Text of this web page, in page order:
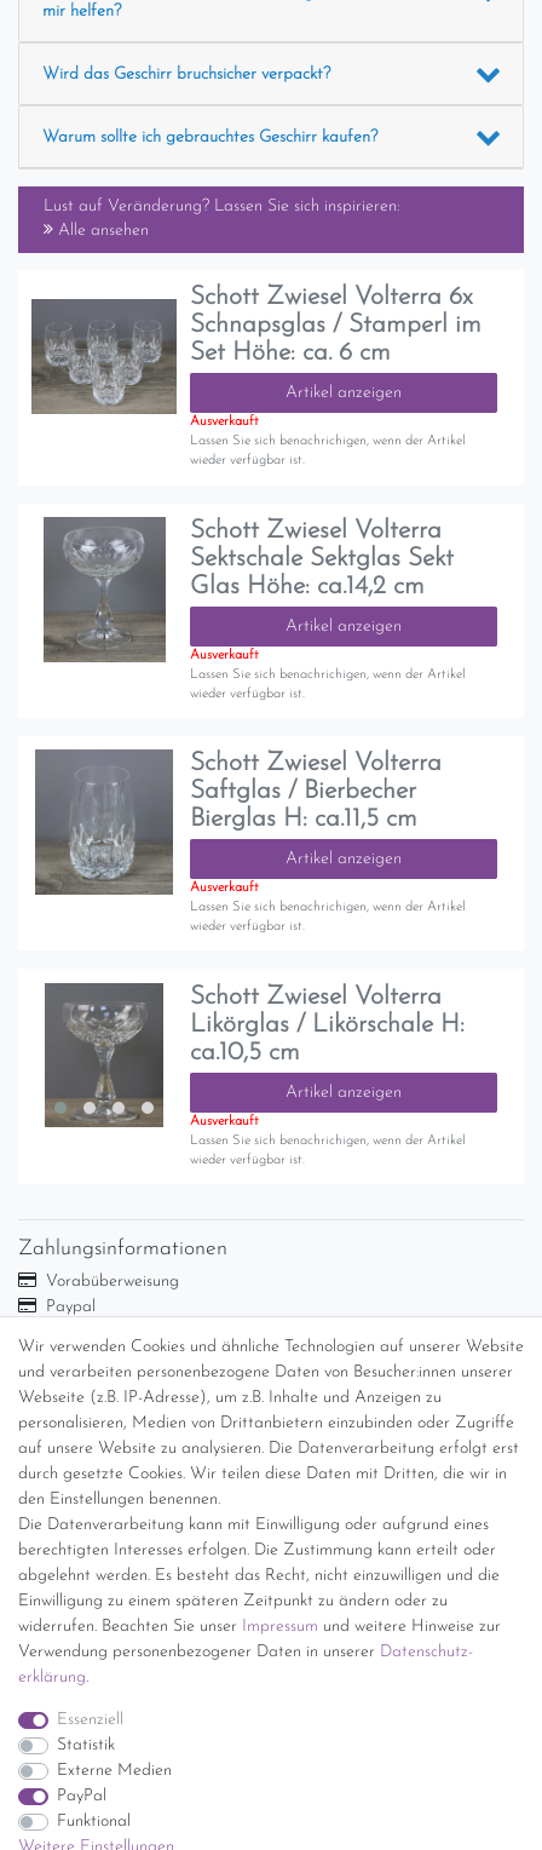
mir helfen?
Wird das Geschirr bruchsicher verpackt?
Warum sollte ich gebrauchtes Geschirr kaufen?
Lust auf Veränderung? Lassen Sie sich inspirieren:
Alle ansehen
Schott Zwiesel Volterra 6x
Schnapsglas / Stamperl im
Set Höhe: ca. 6 cm
Artikel anzeigen
Ausverkauft
Lassen Sie sich benachrichigen, wenn der Artikel
wieder verfügbar ist.
Schott Zwiesel Volterra
Sektschale Sektglas Sekt
Glas Höhe: ca.14,2 cm
Artikel anzeigen
Ausverkauft
Lassen Sie sich benachrichigen, wenn der Artikel
wieder verfügbar ist.
Schott Zwiesel Volterra
Saftglas / Bierbecher
Bierglas H: ca.11,5 cm
Artikel anzeigen
Ausverkauft
Lassen Sie sich benachrichigen, wenn der Artikel
wieder verfügbar ist.
Schott Zwiesel Volterra
Likörglas / Likörschale H:
ca.10,5 cm
Artikel anzeigen
Ausverkauft
Lassen Sie sich benachrichigen, wenn der Artikel
wieder verfügbar ist.
Wir verwenden Cookies und ähnliche Technologien auf unserer Website
und verarbeiten personenbezogene Daten von Besucher:innen unserer
Webseite (z.B. IP-Adresse), um z.B. Inhalte und Anzeigen zu
personalisieren, Medien von Drittanbietern einzubinden oder Zugriffe
auf unsere Website zu analysieren. Die Datenverarbeitung erfolgt erst
durch gesetzte Cookies. Wir teilen diese Daten mit Dritten, die wir in
den Einstellungen benennen.
Die Datenverarbeitung kann mit Einwilligung oder aufgrund eines
berechtigten Interesses erfolgen. Die Zustimmung kann erteilt oder
abgelehnt werden. Es besteht das Recht, nicht einzuwilligen und die
Einwilligung zu einem späteren Zeitpunkt zu ändern oder zu
widerrufen. Beachten Sie unser Impressum und weitere Hinweise zur
Verwendung personenbezogener Daten in unserer Daten­schutz­
erklärung.
Essenziell
Statistik
Externe Medien
PayPal
Funktional
Zahlungsinformationen
Vorabüberweisung
Paypal
Versandinformationen
Versand per GLS (6,90 Euro) oder DHL (8,49 Euro ) inkl. MwSt.
(innerhalb Deutschlands)
kostenfreie Lieferung ab 150 Euro Warenwert (innerhalb
Deutschlands)
Übersicht Internationale Versandkosten
Wir kaufen an
Sie haben zuviel Porzellan im Schrank? Gerne kaufen wir dieses an.
Einfach unverbindliches Angebot anfordern.
*Endpreis inkl. MwSt. (Dieser Artikel unterliegt gem. § 25a
UStG der Differenzbesteuerung, ein Ausweis der
Mehrwertsteuer auf der Rechnung erfolgt nicht.)